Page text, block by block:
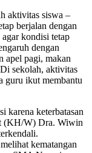
aktivitas siswa –
berjalan dengan
agar kondisi tetap
dengan
apel pagi, makan
sekolah, aktivitas
guru ikut membantu
karena keterbatasan
(KH/W) Dra. Wiwin
kematangan